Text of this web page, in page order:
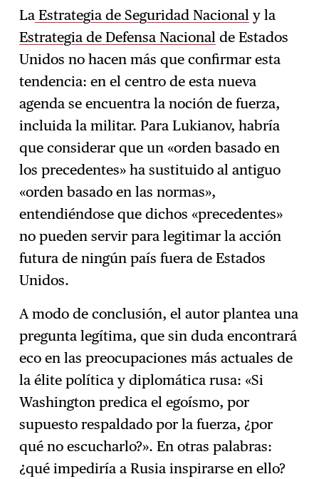
La Estrategia de Seguridad Nacional y la
Estrategia de Defensa Nacional de Estados
Unidos no hacen más que confirmar esta
tendencia: en el centro de esta nueva
agenda se encuentra la noción de fuerza,
incluida la militar. Para Lukianov, habría
que considerar que un «orden basado en
los precedentes» ha sustituido al antiguo
«orden basado en las normas»,
entendiéndose que dichos «precedentes»
no pueden servir para legitimar la acción
futura de ningún país fuera de Estados
Unidos.
A modo de conclusión, el autor plantea una
pregunta legítima, que sin duda encontrará
eco en las preocupaciones más actuales de
la élite política y diplomática rusa: «Si
Washington predica el egoísmo, por
supuesto respaldado por la fuerza, ¿por
qué no escucharlo?». En otras palabras:
¿qué impediría a Rusia inspirarse en ello?